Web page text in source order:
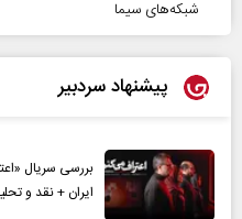
شبکه‌های سیما
پیشنهاد سردبیر
بررسی سریال
ایران + نقد و